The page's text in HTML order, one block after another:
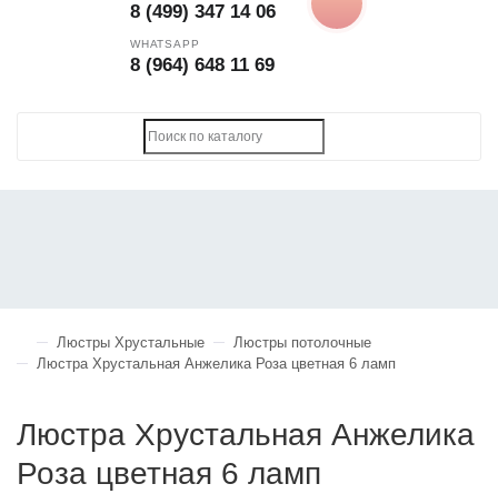
8 (499) 347 14 06
WHATSAPP
8 (964) 648 11 69
Люстры Хрустальные
Люстры потолочные
Люстра Хрустальная Анжелика Роза цветная 6 ламп
Люстра Хрустальная Анжелика
Роза цветная 6 ламп